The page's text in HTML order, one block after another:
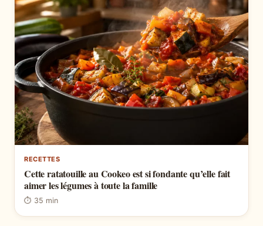
RECETTES
Cette ratatouille au Cookeo est si fondante qu’elle fait
aimer les légumes à toute la famille
⏱ 35 min